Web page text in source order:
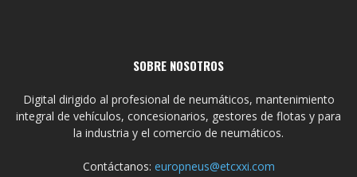
SOBRE NOSOTROS
Digital dirigido al profesional de neumáticos, mantenimiento
integral de vehículos, concesionarios, gestores de flotas y para
la industria y el comercio de neumáticos.
Contáctanos: europneus@etcxxi.com